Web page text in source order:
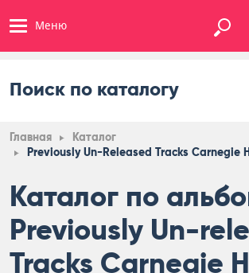
Меню
Поиск по каталогу
Главная
Каталог
Previously Un-Released Tracks Carnegie
Каталог по
Previously Un-
Tracks Carnegie